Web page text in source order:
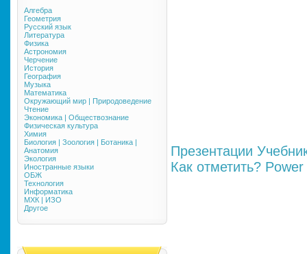
Алгебра
Геометрия
Русский язык
Литература
Физика
Астрономия
Черчение
История
География
Музыка
Математика
Окружающий мир | Природоведение
Чтение
Экономика | Обществознание
Физическая культура
Химия
Биология | Зоология | Ботаника |
Анатомия
Экология
Иностранные языки
ОБЖ
Технология
Информатика
МХК | ИЗО
Другое
Презентации
Как отметить?